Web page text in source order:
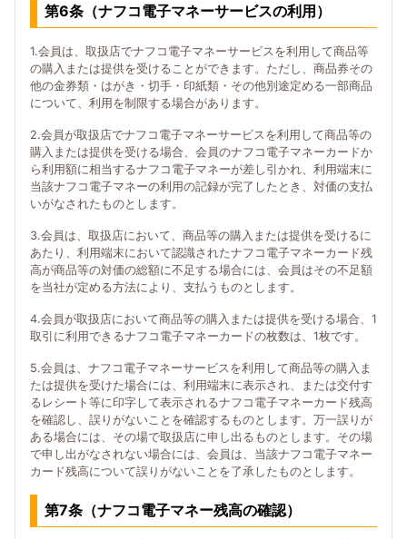
第6条（ナフコ電子マネーサービスの利用）
1.会員は、取扱店でナフコ電子マネーサービスを利用して商品等
の購入または提供を受けることができます。ただし、商品券その
他の金券類・はがき・切手・印紙類・その他別途定める一部商品
について、利用を制限する場合があります。
2.会員が取扱店でナフコ電子マネーサービスを利用して商品等の
購入または提供を受ける場合、会員のナフコ電子マネーカードか
ら利用額に相当するナフコ電子マネーが差し引かれ、利用端末に
当該ナフコ電子マネーの利用の記録が完了したとき、対価の支払
いがなされたものとします。
3.会員は、取扱店において、商品等の購入または提供を受けるに
あたり、利用端末において認識されたナフコ電子マネーカード残
高が商品等の対価の総額に不足する場合には、会員はその不足額
を当社が定める方法により、支払うものとします。
4.会員が取扱店において商品等の購入または提供を受ける場合、1
取引に利用できるナフコ電子マネーカードの枚数は、1枚です。
5.会員は、ナフコ電子マネーサービスを利用して商品等の購入ま
たは提供を受けた場合には、利用端末に表示され、または交付す
るレシート等に印字して表示されるナフコ電子マネーカード残高
を確認し、誤りがないことを確認するものとします。万一誤りが
ある場合には、その場で取扱店に申し出るものとします。その場
で申し出がなされない場合には、会員は、当該ナフコ電子マネー
カード残高について誤りがないことを了承したものとします。
第7条（ナフコ電子マネー残高の確認）